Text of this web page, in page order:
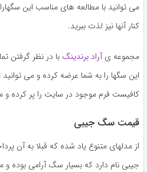
می توانید با مطالعه های مناسب این
کنار آنها نیز لذت ببرید.
مجموعه یآراد برندینگ با در نظر گرفتن
این سگها را به شما عرضه کرده و می توانید
کافیست فرم موجود در سایت را پر کرده و
قیمت سگ جیبی
از مدلهای متنوع یاد شده که قبلا به آن
جیبی نام دارد که بسیار سگ آرامی بوده